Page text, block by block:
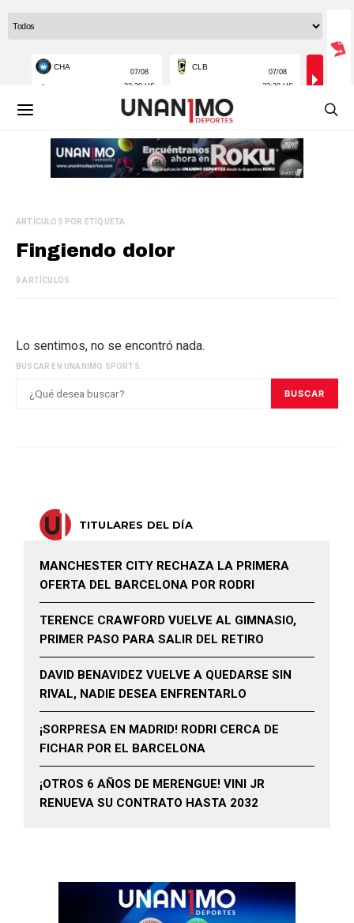
ARTÍCULOS POR ETIQUETA
Fingiendo dolor
0 ARTÍCULOS
Lo sentimos, no se encontró nada.
BUSCAR EN UNANIMO SPORTS:
BUSCAR
TITULARES DEL DÍA
MANCHESTER CITY RECHAZA LA PRIMERA
OFERTA DEL BARCELONA POR RODRI
TERENCE CRAWFORD VUELVE AL GIMNASIO,
PRIMER PASO PARA SALIR DEL RETIRO
DAVID BENAVIDEZ VUELVE A QUEDARSE SIN
RIVAL, NADIE DESEA ENFRENTARLO
¡SORPRESA EN MADRID! RODRI CERCA DE
FICHAR POR EL BARCELONA
¡OTROS 6 AÑOS DE MERENGUE! VINI JR
RENUEVA SU CONTRATO HASTA 2032